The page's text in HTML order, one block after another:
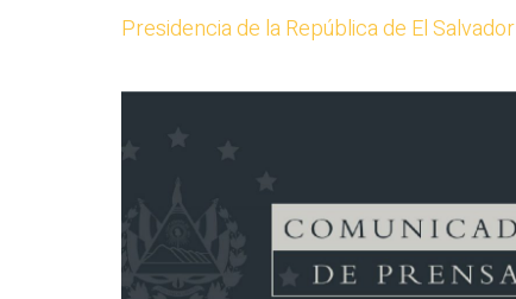
Presidencia de la República de El Salvador